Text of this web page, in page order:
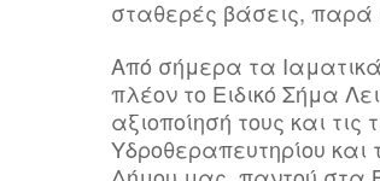
σταθερές βάσεις, παρά
Από σήμερα τα
πλέον το Ειδικό Σήμα
αξιοποίησή τους και
Υδροθεραπευτηρίου